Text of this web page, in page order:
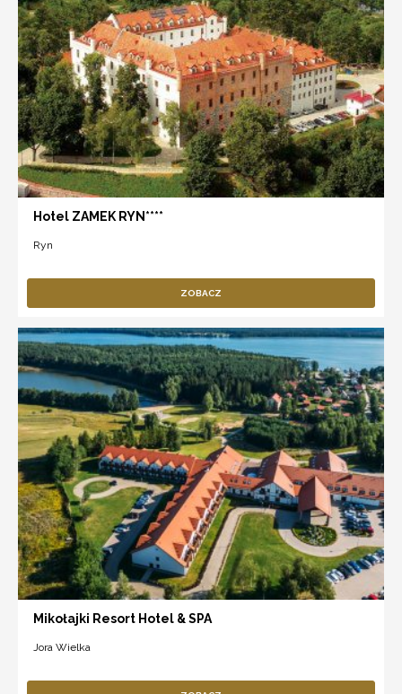
Hotel ZAMEK RYN****
Ryn
ZOBACZ
Mikołajki Resort Hotel & SPA
Jora Wielka